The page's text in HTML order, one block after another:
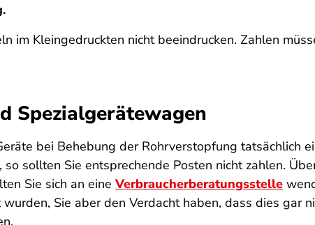
im Kleingedruckten nicht beeindrucken. Zahlen
Spezialgerätewagen
bei Behebung der Rohrverstopfung tatsächlich
sollten Sie entsprechende Posten nicht zahlen.
Sie sich an eineVerbraucherberatungsstelle
Sie aber den Verdacht haben, dass dies